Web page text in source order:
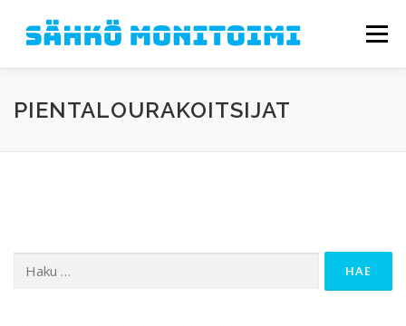
Valikko
PALVELUMME TIETOA MEISTÄ ASIAKKAAMME
PIENTALOURAKOITSIJAT